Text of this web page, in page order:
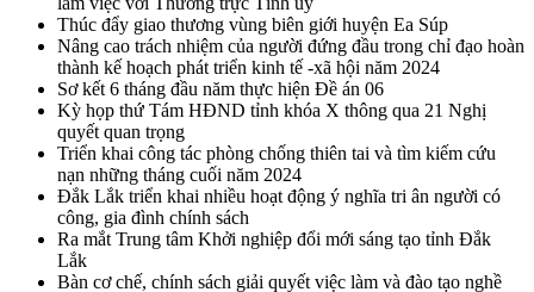
Thúc đẩy giao thương vùng biên giới huyện Ea Súp
Nâng cao trách nhiệm của người đứng đầu trong chỉ đạo hoàn
thành kế hoạch phát triển kinh tế -xã hội năm 2024
Sơ kết 6 tháng đầu năm thực hiện Đề án 06
Kỳ họp thứ Tám HĐND tỉnh khóa X thông qua 21 Nghị
quyết quan trọng
Triển khai công tác phòng chống thiên tai và tìm kiếm cứu
nạn những tháng cuối năm 2024
Đắk Lắk triển khai nhiều hoạt động ý nghĩa tri ân người có
công, gia đình chính sách
Ra mắt Trung tâm Khởi nghiệp đổi mới sáng tạo tỉnh Đắk
Lắk
Bàn cơ chế, chính sách giải quyết việc làm và đào tạo nghề